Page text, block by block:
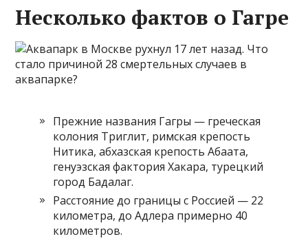
Несколько фактов о Гагре
Прежние названия Гагры — греческая
колония Триглит, римская крепость
Нитика, абхазская крепость Абаата,
генуэзская фактория Хакара, турецкий
город Бадалаг.
Расстояние до границы с Россией — 22
километра, до Адлера примерно 40
километров.